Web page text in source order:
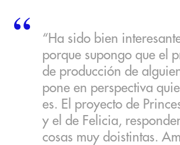
“Ha sido bien
porque supongo que el
de producción de
pone en perspectiva
es. El proyecto de
y el de Felicia,
cosas muy doistintas.